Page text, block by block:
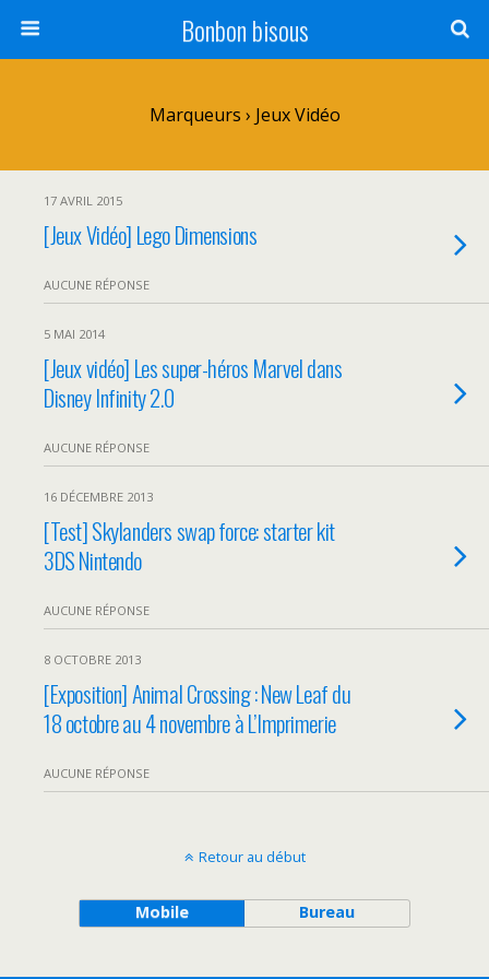
Bonbon bisous
Marqueurs › Jeux Vidéo
17 AVRIL 2015
[Jeux Vidéo] Lego Dimensions
AUCUNE RÉPONSE
5 MAI 2014
[Jeux vidéo] Les super-héros Marvel dans
Disney Infinity 2.0
AUCUNE RÉPONSE
16 DÉCEMBRE 2013
[Test] Skylanders swap force: starter kit
3DS Nintendo
AUCUNE RÉPONSE
8 OCTOBRE 2013
[Exposition] Animal Crossing : New Leaf du
18 octobre au 4 novembre à L’Imprimerie
AUCUNE RÉPONSE
Retour au début
Mobile Bureau